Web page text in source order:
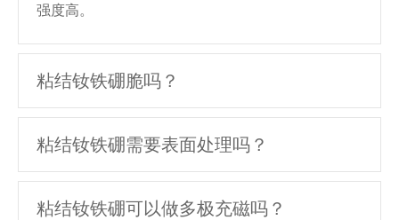
强度高。
粘结钕铁硼脆吗？
粘结钕铁硼需要表面处理吗？
粘结钕铁硼可以做多极充磁吗？